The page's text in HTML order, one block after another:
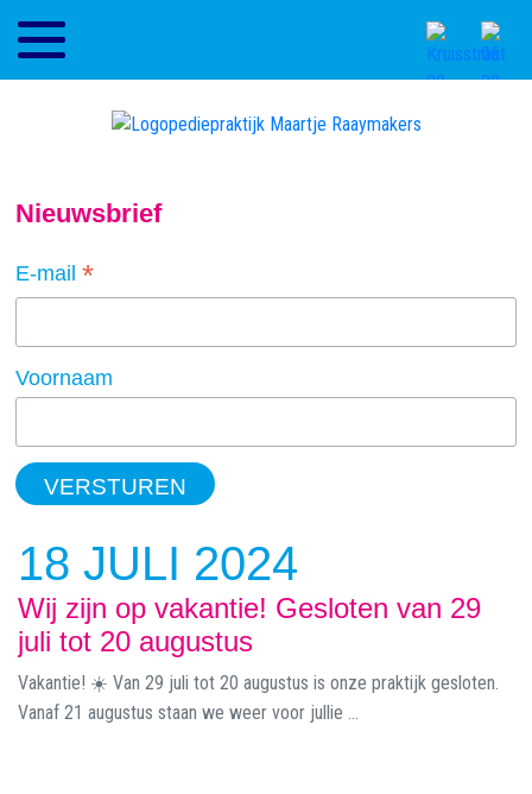
Nieuwsbrief
E-mail*
Voornaam
18 JULI 2024
Wij zijn op vakantie! Gesloten van 29
juli tot 20 augustus
Vakantie! ☀️ Van 29 juli tot 20 augustus is onze praktijk gesloten.
Vanaf 21 augustus staan we weer voor jullie ...